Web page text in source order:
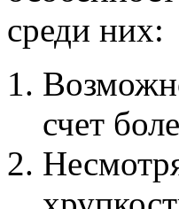
среди них:
счет